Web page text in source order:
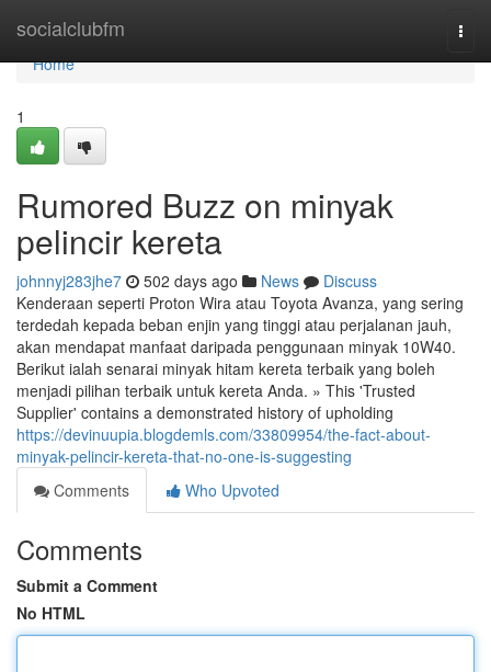
socialclubfm
Home
Home
1
Rumored Buzz on minyak
pelincir kereta
johnnyj283jhe7 502 days ago News
Discuss
Kenderaan seperti Proton Wira atau Toyota Avanza, yang sering
terdedah kepada beban enjin yang tinggi atau perjalanan jauh,
akan mendapat manfaat daripada penggunaan minyak 10W40.
Berikut ialah senarai minyak hitam kereta terbaik yang boleh
menjadi pilihan terbaik untuk kereta Anda. » This 'Trusted
Supplier' contains a demonstrated history of upholding
https://devinuupia.blogdemls.com/33809954/the-fact-about-
minyak-pelincir-kereta-that-no-one-is-suggesting
Comments
Who Upvoted
Comments
Submit a Comment
No HTML